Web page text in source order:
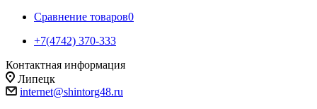
Сравнение товаров0
+7(4742) 370-333
Контактная информация
Липецк
internet@shintorg48.ru